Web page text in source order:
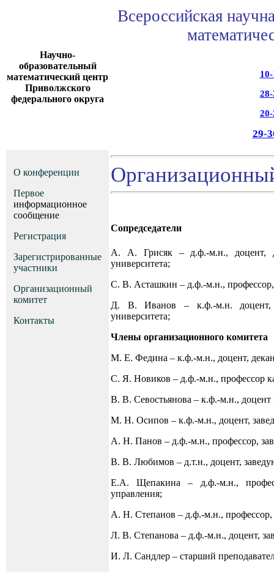
Научно-
образовательный
математический центр
Приволжского
федерального округа
Всероссийская
29-
О конференции
Первое
информационное
сообщение
Регистрация
Зарегистрированные
участники
Организационный
комитет
Контакты
Сопредседатели
А. А. Грисяк – д.ф.-м.н., доцент,
университета;
С. В. Асташкин – д.ф.-м.н.,
Д. В. Иванов – к.ф.-м.н. доцент,
университета;
Члены организационного комитета
М. Е. Федина – к.ф.-м.н., доцент, декан
С. Я. Новиков – д.ф.-м.н., профессор
В. В. Севостьянова – к.ф.-м.н.,
М. Н. Осипов – к.ф.-м.н., доцент,
А. Н. Панов – д.ф.-м.н., профессор,
В. В. Любимов – д.т.н., доцент,
Е.А. Щепакина – д.ф.-м.н.,
управления;
А. Н. Степанов – д.ф.-м.н.,
Л. В. Степанова – д.ф.-м.н., доцент,
И. Л. Сандлер – старший